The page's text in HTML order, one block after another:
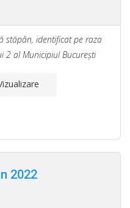
stăpân, identificat pe raza
2 al Municipiul Bucureşti
2022